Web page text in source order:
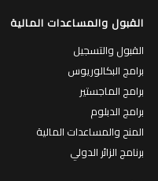
القبول والمساعدات المالية
القبول والتسجيل
برامج البكالوريوس
برامج الماجستير
برامج الدبلوم
المنح والمساعدات المالية
برنامج الزائر الدولي